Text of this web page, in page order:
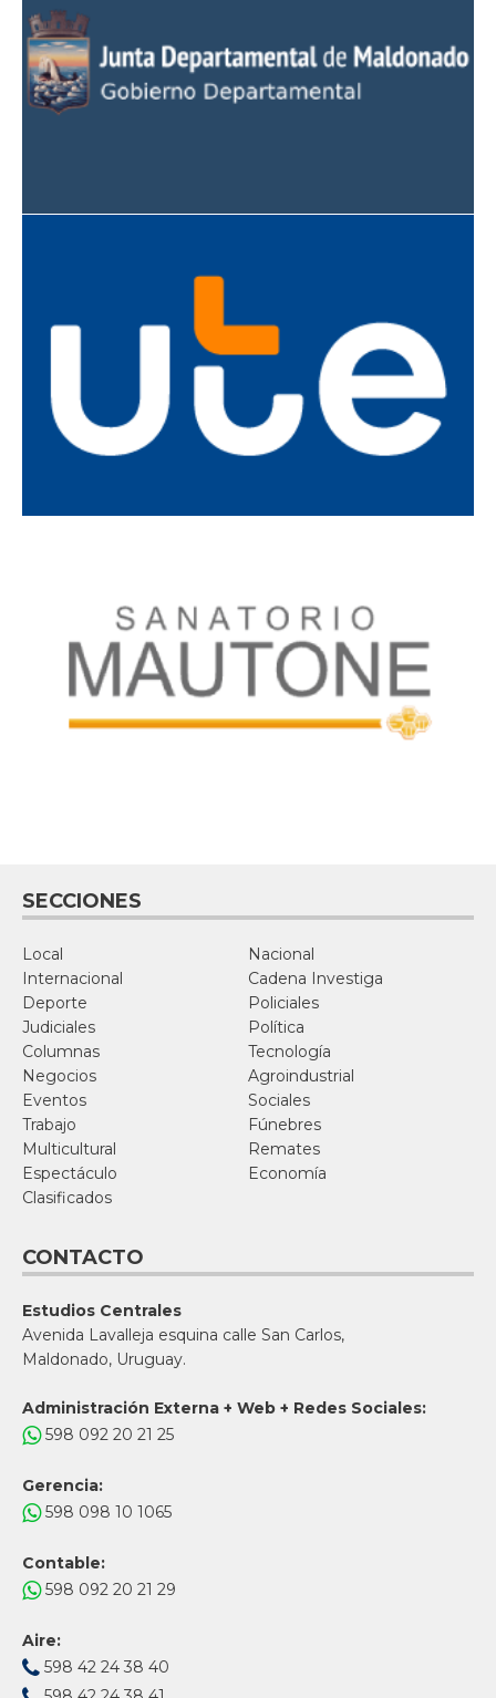
SECCIONES
Local
Nacional
Internacional
Cadena Investiga
Deporte
Policiales
Judiciales
Política
Columnas
Tecnología
Negocios
Agroindustrial
Eventos
Sociales
Trabajo
Fúnebres
Multicultural
Remates
Espectáculo
Economía
Clasificados
CONTACTO
Estudios Centrales
Avenida Lavalleja esquina calle San Carlos,
Maldonado, Uruguay.
Administración Externa + Web + Redes Sociales:
598 092 20 21 25
Gerencia:
598 098 10 1065
Contable:
598 092 20 21 29
Aire:
598 42 24 38 40